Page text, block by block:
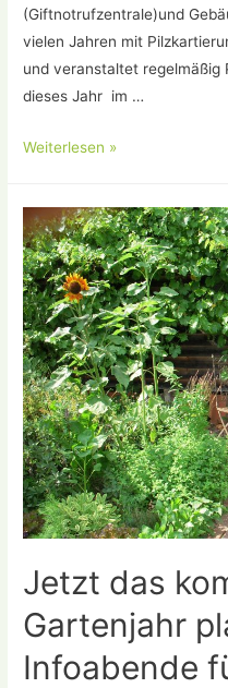
(Giftnotrufzentrale)und
vielen Jahren mit
und veranstaltet regelmäßig
dieses Jahr im …
Pilzseminar
Oktober
Weiterlesen »
Jetzt das
Gartenjahr
Infoabende